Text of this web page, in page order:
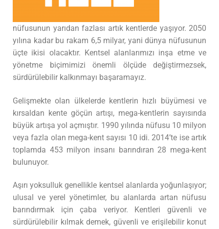
nüfusunun yarıdan fazlası artık kentlerde yaşıyor. 2050
yılına kadar bu rakam 6,5 milyar, yani dünya nüfusunun
üçte ikisi olacaktır. Kentsel alanlarımızı inşa etme ve
yönetme biçimimizi önemli ölçüde değiştirmezsek,
sürdürülebilir kalkınmayı başaramayız.
Gelişmekte olan ülkelerde kentlerin hızlı büyümesi ve
kırsaldan kente göçün artışı, mega-kentlerin sayısında
büyük artışa yol açmıştır. 1990 yılında nüfusu 10 milyon
veya fazla olan mega-kent sayısı 10 idi. 2014’te ise artık
toplamda 453 milyon insanı barındıran 28 mega-kent
bulunuyor.
Aşırı yoksulluk genellikle kentsel alanlarda yoğunlaşıyor;
ulusal ve yerel yönetimler, bu alanlarda artan nüfusu
barındırmak için çaba veriyor. Kentleri güvenli ve
sürdürülebilir kılmak demek, güvenli ve erişilebilir konut